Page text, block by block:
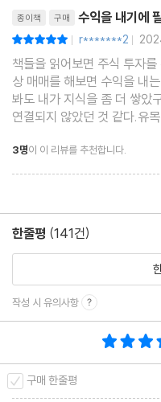
목별 투자자 매매 동향 · 전
변동성완화장치 발동종목현황
04 매매를 해봅시다
첫 매매를 위한 마인드셋/ 주
스/ 신용과 미수 거래는 금물/
CHAPTER 5 기업 분석은 투
01 기업과 주식 용어
주식 수 · 유통 비율 · 액면가
· 권리락 · 감자 · IPO
02 기본적 분석1 재무제표
재무제표 기초 용어/ 투자의
‘감사보고서’와 검토의견
03 기본적 분석2 분기보고서
재료의 처음과 끝 ‘분기보고서
1) 회사의 개요 · 2) 사업의
사인의 감사의견 · 5) 임원
종이책 구매 수익을 내기에
| r*******2 |
책들을 읽어보면 주식 투자
상 매매를 해보면 수익을 내
봐도 내가 지식을 좀 더 쌓았
연결되지 않았던 것 같다.유
을 낼 수 있게 되었고 이번
있다. 여기 있는 것들중 하나
3명이 이 리뷰를 추천합니다.
한줄평 (141건)
작성 시 유의사항
구매 한줄평